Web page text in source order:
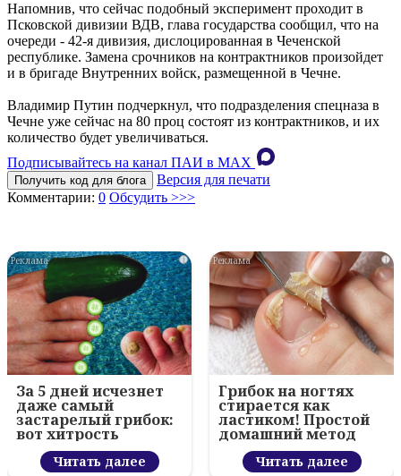
Напомнив, что сейчас подобный эксперимент проходит в
Псковской дивизии ВДВ, глава государства сообщил, что на
очереди - 42-я дивизия, дислоцированная в Чеченской
республике. Замена срочников на контрактников произойдет
и в бригаде Внутренних войск, размещенной в Чечне.
Владимир Путин подчеркнул, что подразделения спецназа в
Чечне уже сейчас на 80 проц состоят из контрактников, и их
количество будет увеличиваться.
Подписывайтесь на канал ПАИ в MAХ
Получить код для блога
Версия для печати
Комментарии: 0 Обсудить >>>
i
За 5 дней исчезнет
даже самый
застарелый грибок:
вот хитрость
Читать далее
i
Грибок на ногтях
стирается как
ластиком! Простой
домашний метод
Читать далее